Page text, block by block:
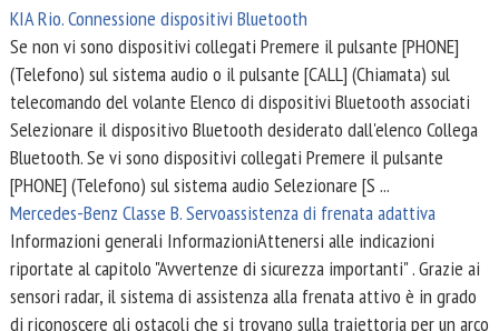
KIA Rio. Connessione dispositivi Bluetooth
Se non vi sono dispositivi collegati Premere il pulsante [PHONE]
(Telefono) sul sistema audio o il pulsante [CALL] (Chiamata) sul
telecomando del volante Elenco di dispositivi Bluetooth associati
Selezionare il dispositivo Bluetooth desiderato dall'elenco Collega
Bluetooth. Se vi sono dispositivi collegati Premere il pulsante
[PHONE] (Telefono) sul sistema audio Selezionare [S ...
Mercedes-Benz Classe B. Servoassistenza di frenata adattiva
Informazioni generali InformazioniAttenersi alle indicazioni
riportate al capitolo "Avvertenze di sicurezza importanti" . Grazie ai
sensori radar, il sistema di assistenza alla frenata attivo è in grado
di riconoscere gli ostacoli che si trovano sulla traiettoria per un arco